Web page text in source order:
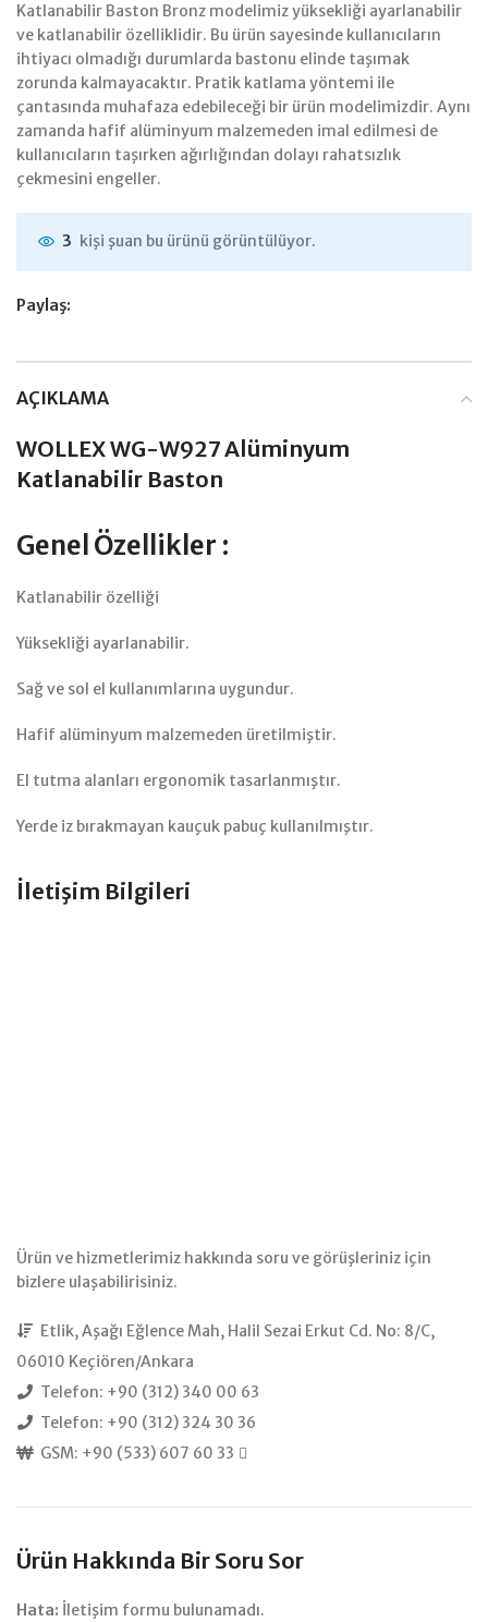
Katlanabilir Baston Bronz modelimiz yüksekliği ayarlanabilir
ve katlanabilir özelliklidir. Bu ürün sayesinde kullanıcıların
ihtiyacı olmadığı durumlarda bastonu elinde taşımak
zorunda kalmayacaktır. Pratik katlama yöntemi ile
çantasında muhafaza edebileceği bir ürün modelimizdir. Aynı
zamanda hafif alüminyum malzemeden imal edilmesi de
kullanıcıların taşırken ağırlığından dolayı rahatsızlık
çekmesini engeller.
3 kişi şuan bu ürünü görüntülüyor.
Paylaş:
AÇIKLAMA
WOLLEX WG-W927 Alüminyum
Katlanabilir Baston
Genel Özellikler :
Katlanabilir özelliği
Yüksekliği ayarlanabilir.
Sağ ve sol el kullanımlarına uygundur.
Hafif alüminyum malzemeden üretilmiştir.
El tutma alanları ergonomik tasarlanmıştır.
Yerde iz bırakmayan kauçuk pabuç kullanılmıştır.
İletişim Bilgileri
Ürün ve hizmetlerimiz hakkında soru ve görüşleriniz için
bizlere ulaşabilirisiniz.
Etlik, Aşağı Eğlence Mah, Halil Sezai Erkut Cd. No: 8/C,
06010 Keçiören/Ankara
Telefon: +90 (312) 340 00 63
Telefon: +90 (312) 324 30 36
GSM: +90 (533) 607 60 33
Ürün Hakkında Bir Soru Sor
Hata: İletişim formu bulunamadı.